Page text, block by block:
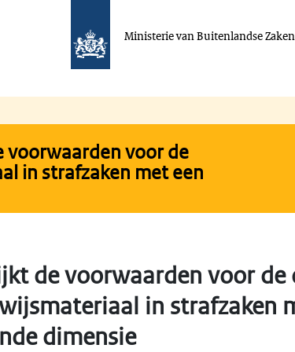
Ministerie van Buitenlandse Zaken
voorwaarden voor de
in strafzaken met een
de voorwaarden voor de
in strafzaken
dimensie